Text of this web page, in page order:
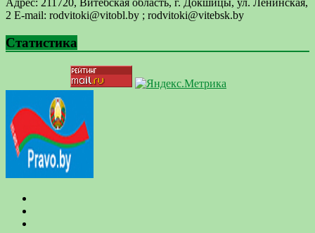
Адрес: 211720, Витебская область, г. Докшицы, ул. Ленинская,
2 E-mail: ​rodvitoki@​​vitobl​.by ; rodvitoki@vitebsk.by
Статистика